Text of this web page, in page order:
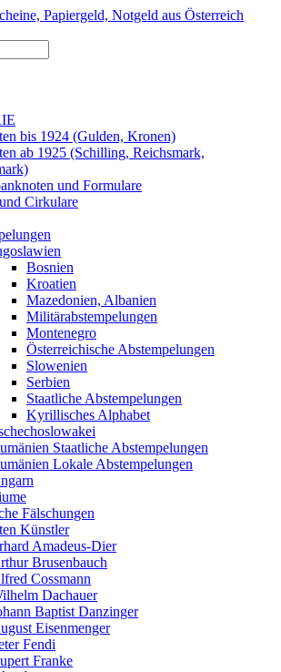
bis 1924 (Gulden, Kronen)
ab 1925 (Schilling, Reichsmark,
und Formulare
Cirkulare
Bosnien
Kroatien
Mazedonien, Albanien
Militärabstempelungen
Montenegro
Österreichische Abstempelungen
Slowenien
Serbien
Staatliche Abstempelungen
Kyrillisches Alphabet
Staatliche Abstempelungen
Lokale Abstempelungen
Fälschungen
Künstler
Amadeus-Dier
Brusenbauch
Cossmann
Dachauer
Baptist Danzinger
Eisenmenger
Fendi
Franke